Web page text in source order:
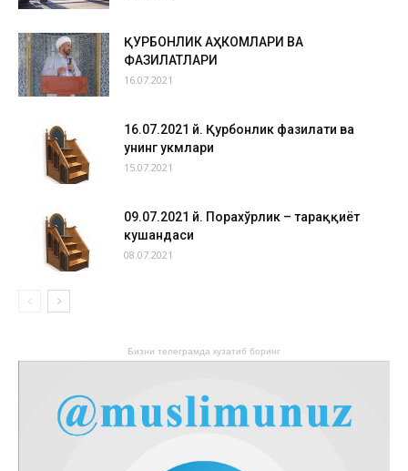
ҚУРБОНЛИК АҲКОМЛАРИ ВА
ФАЗИЛАТЛАРИ
16.07.2021
16.07.2021 й. Қурбонлик фазилати ва
унинг ҳукмлари
15.07.2021
09.07.2021 й. Порахўрлик – тараққиёт
кушандаси
08.07.2021
Бизни телеграмда кузатиб боринг